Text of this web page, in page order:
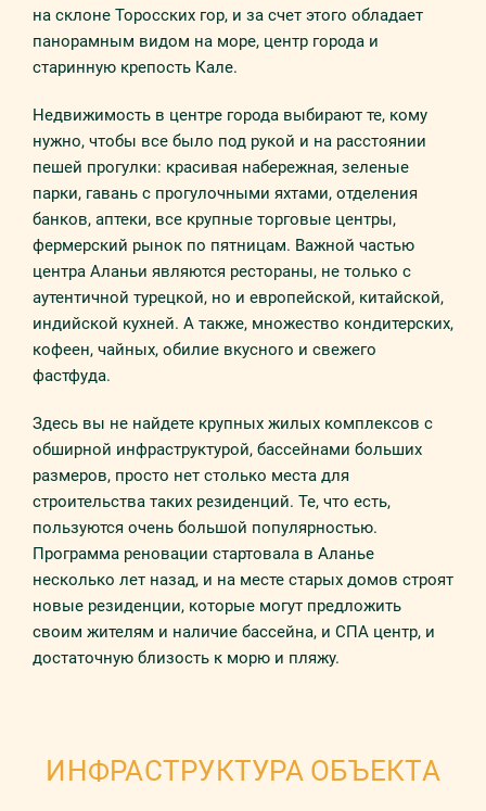
на склоне Торосских гор, и за счет этого обладает
панорамным видом на море, центр города и
старинную крепость Кале.
Недвижимость в центре города выбирают те, кому
нужно, чтобы все было под рукой и на расстоянии
пешей прогулки: красивая набережная, зеленые
парки, гавань с прогулочными яхтами, отделения
банков, аптеки, все крупные торговые центры,
фермерский рынок по пятницам. Важной частью
центра Аланьи являются рестораны, не только с
аутентичной турецкой, но и европейской, китайской,
индийской кухней. А также, множество кондитерских,
кофеен, чайных, обилие вкусного и свежего
фастфуда.
Здесь вы не найдете крупных жилых комплексов с
обширной инфраструктурой, бассейнами больших
размеров, просто нет столько места для
строительства таких резиденций. Те, что есть,
пользуются очень большой популярностью.
Программа реновации стартовала в Аланье
несколько лет назад, и на месте старых домов строят
новые резиденции, которые могут предложить
своим жителям и наличие бассейна, и СПА центр, и
достаточную близость к морю и пляжу.
ИНФРАСТРУКТУРА ОБЪЕКТА